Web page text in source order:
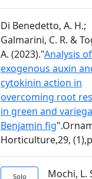
Di Benedetto, A. H.;
Galmarini, C. R. &
A. (2023)."Analysis of
exogenous auxin
cytokinin action in
overcoming root
in green and
Benjamin fig
Horticulture,29,
Solo
Mochi, L.